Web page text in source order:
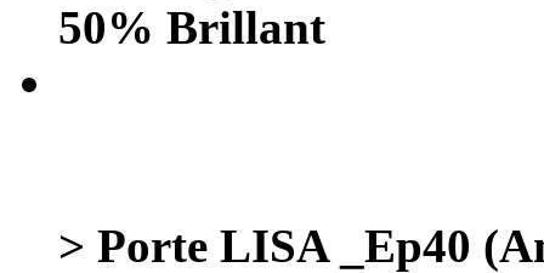
50% Brillant
> Porte LISA _Ep40